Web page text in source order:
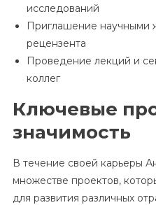
исследований
Приглашение научными
рецензента
Проведение лекций и
коллег
Ключевые
значимость
В течение своей карьеры
множестве проектов,
для развития различных